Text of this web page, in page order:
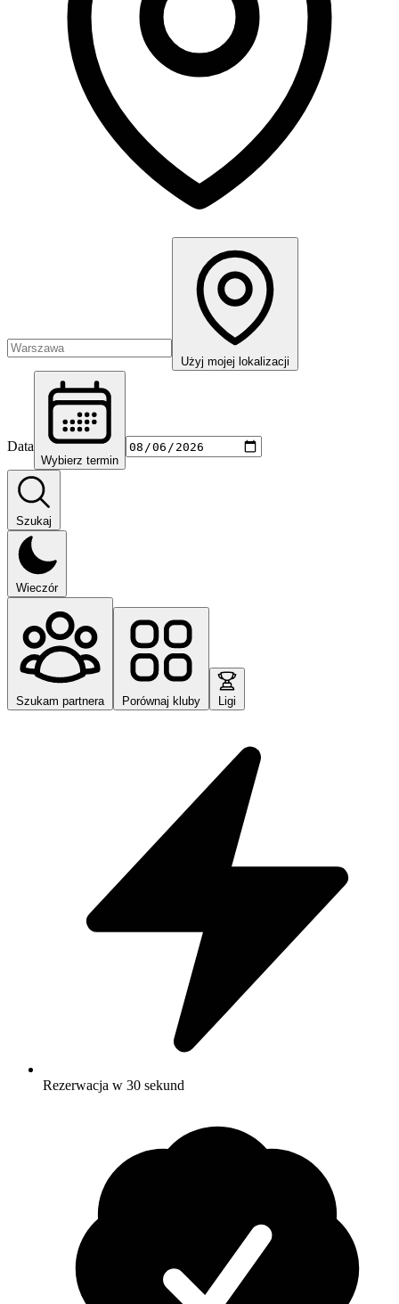
Użyj mojej lokalizacji
Data
Wybierz termin
Szukaj
Wieczór
Szukam partnera Porównaj kluby Ligi
Rezerwacja w 30 sekund